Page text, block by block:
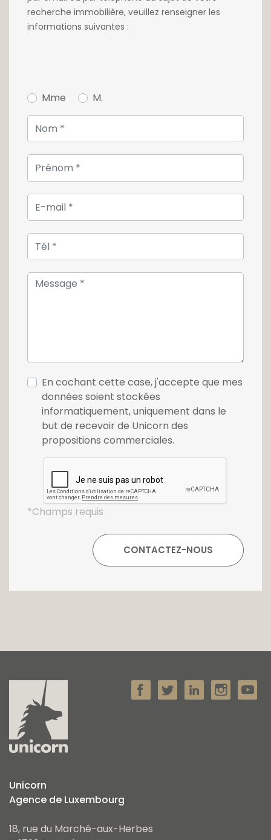
la gare centrale.
recherche immobilière, veuillez renseigner les
informations suivantes :
Mme M.
En cochant cette case, j'accepte que mes
données soient stockées
informatiquement, uniquement dans le
but de recevoir de Unicorn des
propositions commerciales.
*Champs requis
Unicorn
Agence de Luxembourg
18, rue du Marché-aux-Herbes